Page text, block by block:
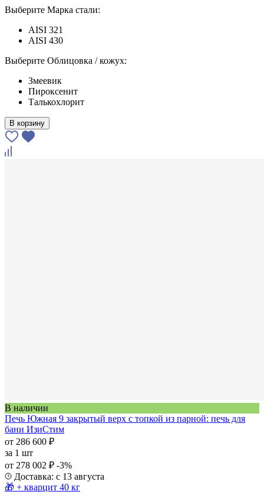
Выберите Марка стали:
AISI 321
AISI 430
Выберите Облицовка / кожух:
Змеевик
Пироксенит
Талькохлорит
В корзину
В наличии
Печь Южная 9 закрытый верх с топкой из парной: печь для
бани ИзиСтим
от 286 600 ₽
за 1 шт
от 278 002 ₽ -3%
Доставка: с 13 августа
🎁 + кварцит 40 кг